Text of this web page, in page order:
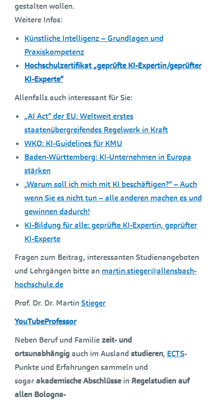
gestalten wollen.
Weitere Infos:
Künstliche Intelligenz – Grundlagen und
Praxiskompetenz
Hochschulzertifikat „geprüfte KI-Expertin/geprüfter
KI-Experte“
Allenfalls auch interessant für Sie:
„AI Act“ der EU: Weltweit erstes
staatenübergreifendes Regelwerk in Kraft
WKO: KI-Guidelines für KMU
Baden-Württemberg: KI-Unternehmen in Europa
stärken
„Warum soll ich mich mit KI beschäftigen?“ – Auch
wenn Sie es nicht tun – alle anderen machen es und
gewinnen dadurch!
KI-Bildung für alle: geprüfte KI-Expertin, geprüfter
KI-Experte
Fragen zum Beitrag, interessanten Studienangeboten
und Lehrgängen bitte an martin.stieger@allensbach-
hochschule.de
Prof. Dr. Dr. Martin Stieger
YouTubeProfessor
Neben Beruf und Familiezeit- und
ortsunabhängigauch im Ausland studieren, ECTS-
Punkte und Erfahrungen sammeln und
sogarakademische Abschlüssein Regelstudienauf
allen Bologna-